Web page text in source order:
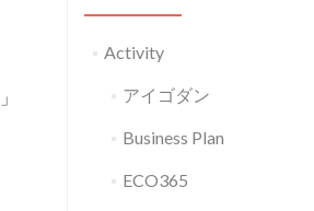
」
Activity
アイゴダン
Business Plan
ECO365